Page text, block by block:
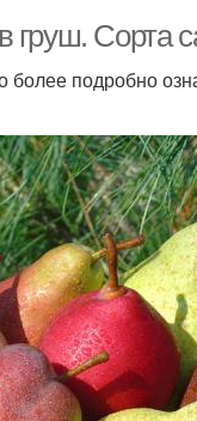
груши
груш. Сорта
подробно